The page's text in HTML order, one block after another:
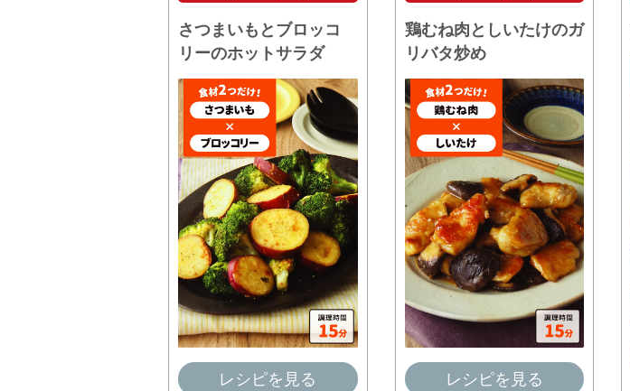
さつまいもとブロッコ
リーのホットサラダ
レシピを見る
鶏むね肉としいたけのガ
リバタ炒め
レシピを見る